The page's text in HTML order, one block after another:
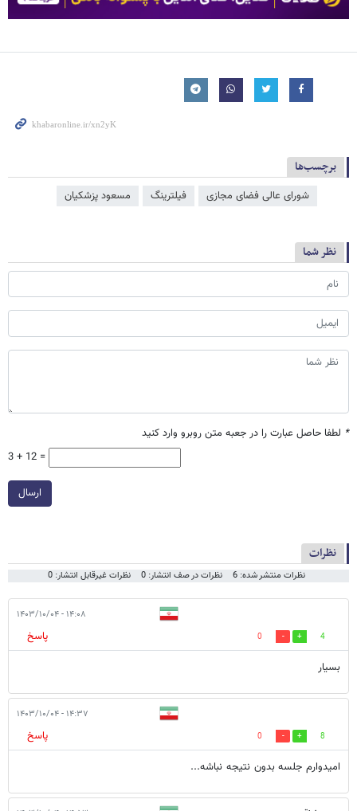
برچسب‌ها
شورای عالی فضای مجازی فیلترینگ مسعود پزشکیان
نظر شما
* لطفا حاصل عبارت را در جعبه متن روبرو وارد کنید
3 + 12 =
ارسال
نظرات
نظرات منتشر شده: 6 نظرات در صف انتشار: 0 نظرات غیرقابل انتشار: 0
۱۴:۰۸ - ۱۴۰۳/۱۰/۰۴
4
0
پاسخ
بسیار
۱۴:۳۷ - ۱۴۰۳/۱۰/۰۴
8
0
پاسخ
امیدوارم جلسه بدون نتیجه نباشه...